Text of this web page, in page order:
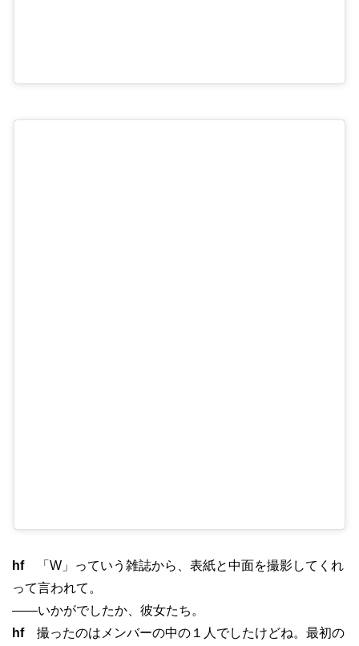
hf「W」っていう雑誌から、表紙と中面を撮影してくれ
って言われて。
——いかがでしたか、彼女たち。
hf撮ったのはメンバーの中の１人でしたけどね。最初の